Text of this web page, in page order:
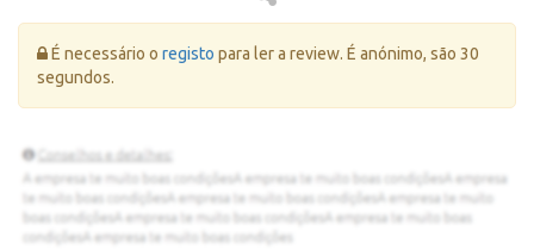
Erro:
É necessário o registo para ler a review. É anónimo, são 30
segundos.